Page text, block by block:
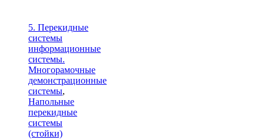
5. Перекидные
системы
информационные
системы.
Многорамочные
демонстрационные
системы,
Напольные
перекидные
системы
(стойки)